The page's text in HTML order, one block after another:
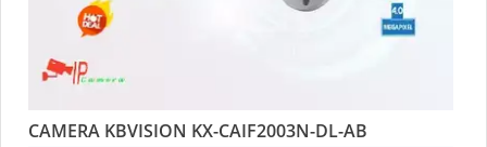
CAMERA KBVISION KX-CAIF2003N-DL-AB